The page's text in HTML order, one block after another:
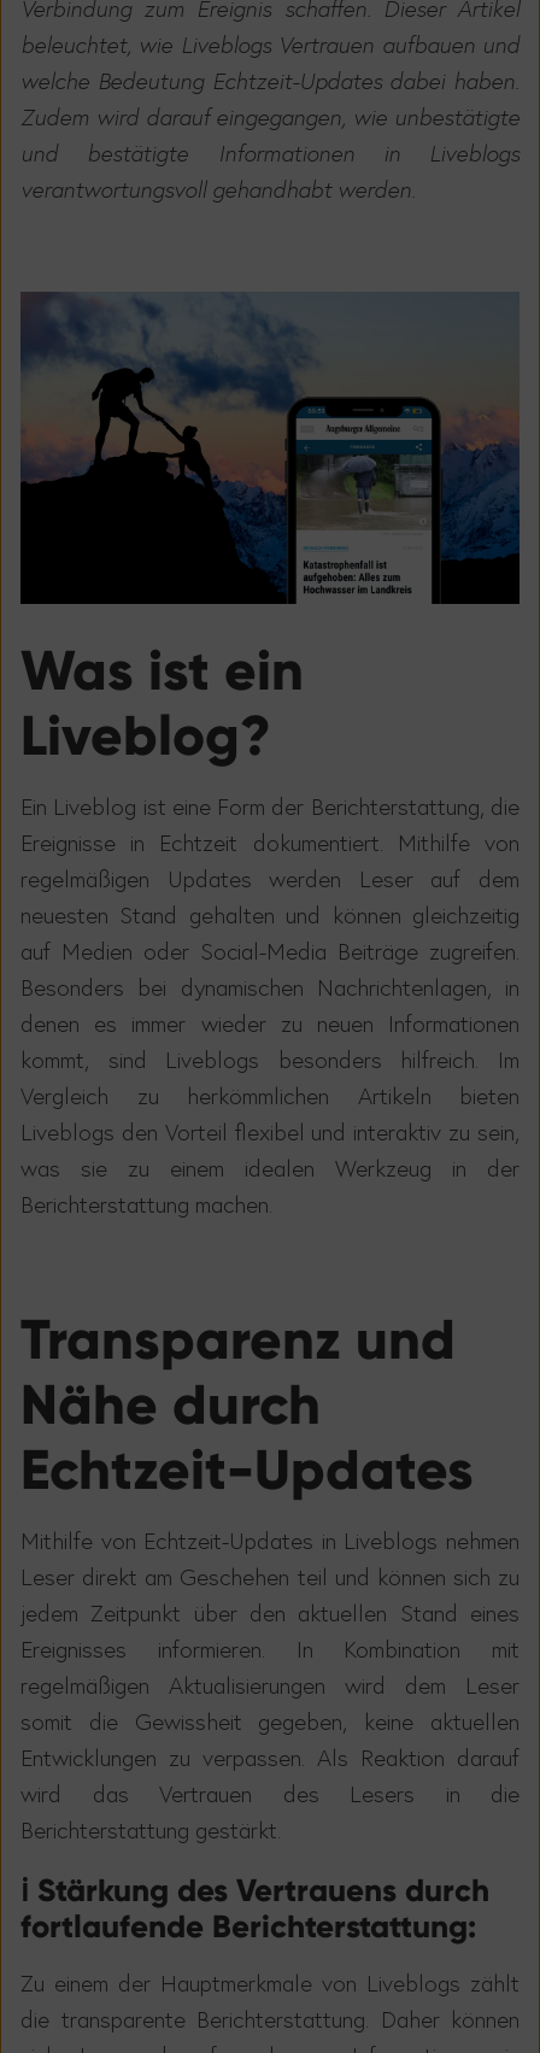
Verbindung zum Ereignis schaffen. Dieser Artikel
beleuchtet, wie Liveblogs Vertrauen aufbauen und
welche Bedeutung Echtzeit-Updates dabei haben.
Zudem wird darauf eingegangen, wie unbestätigte
und bestätigte Informationen in Liveblogs
verantwortungsvoll gehandhabt werden.
Was ist ein
Liveblog?
Ein Liveblog ist eine Form der Berichterstattung, die
Ereignisse in Echtzeit dokumentiert. Mithilfe von
regelmäßigen Updates werden Leser auf dem
neuesten Stand gehalten und können gleichzeitig
auf Medien oder Social-Media Beiträge zugreifen.
Besonders bei dynamischen Nachrichtenlagen, in
denen es immer wieder zu neuen Informationen
kommt, sind Liveblogs besonders hilfreich. Im
Vergleich zu herkömmlichen Artikeln bieten
Liveblogs den Vorteil flexibel und interaktiv zu sein,
was sie zu einem idealen Werkzeug in der
Berichterstattung machen.
Transparenz und
Nähe durch
Echtzeit-Updates
Mithilfe von Echtzeit-Updates in Liveblogs nehmen
Leser direkt am Geschehen teil und können sich zu
jedem Zeitpunkt über den aktuellen Stand eines
Ereignisses informieren. In Kombination mit
regelmäßigen Aktualisierungen wird dem Leser
somit die Gewissheit gegeben, keine aktuellen
Entwicklungen zu verpassen. Als Reaktion darauf
wird das Vertrauen des Lesers in die
Berichterstattung gestärkt.
ℹ ️ Stärkung des Vertrauens durch
fortlaufende Berichterstattung:
Zu einem der Hauptmerkmale von Liveblogs zählt
die transparente Berichterstattung. Daher können